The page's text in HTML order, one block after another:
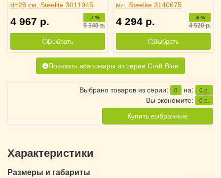
d=28 см, Steelite 3011945
4 967 р. -7 %
5 340р.
Выбрать
мл, Steelite 3140675
4 294 р. -6 %
4 520р.
Выбрать
Показать все товары из серии Craft Blue
Выбрано товаров из серии: 0 на: 0 р.
Вы экономите: 0 р.
Купить выбранные
Характеристики
Размеры и габариты